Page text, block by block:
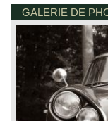
was presented;
make Facel
with the
wheels were
automatic
differential. The
automobiles are
build in 1962
batch of 250
model was built
GALERIE DE